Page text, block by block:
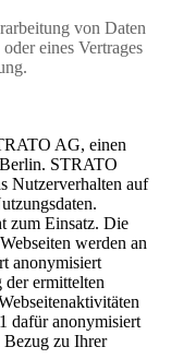
von Daten
eines Vertrages
AG, einen
Berlin. STRATO
Nutzerverhalten auf
zum Einsatz. Die
werden an
anonymisiert
der ermittelten
dafür anonymisiert
Bezug zu Ihrer